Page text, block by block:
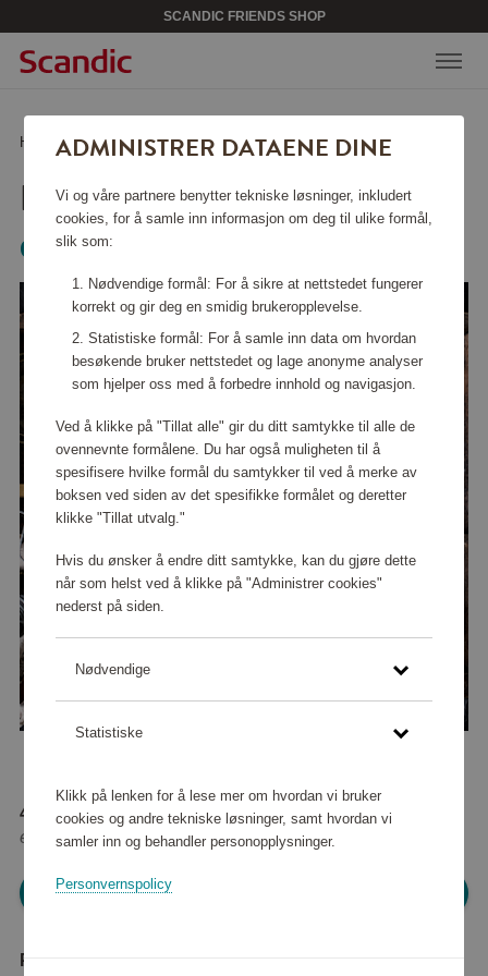
SCANDIC FRIENDS SHOP
Hjem /Kjøkkentilbehør/Kjoekkenkniver/Knivsett 5 deler
KNIVSETT 5 DELER
Global
418 000 poeng
eller
5 225 kr
Logg inn for å handle
Produktbeskrivelse
ADMINISTRER DATAENE DINE
Vi og våre partnere benytter tekniske løsninger, inkludert
cookies, for å samle inn informasjon om deg til ulike formål,
slik som:
Nødvendige formål: For å sikre at nettstedet fungerer
korrekt og gir deg en smidig brukeropplevelse.
Statistiske formål: For å samle inn data om hvordan
besøkende bruker nettstedet og lage anonyme analyser
som hjelper oss med å forbedre innhold og navigasjon.
Ved å klikke på "Tillat alle" gir du ditt samtykke til alle de
ovennevnte formålene. Du har også muligheten til å
spesifisere hvilke formål du samtykker til ved å merke av
boksen ved siden av det spesifikke formålet og deretter
klikke "Tillat utvalg."
Hvis du ønsker å endre ditt samtykke, kan du gjøre dette
når som helst ved å klikke på "Administrer cookies"
nederst på siden.
Nødvendige
Statistiske
Klikk på lenken for å lese mer om hvordan vi bruker
cookies og andre tekniske løsninger, samt hvordan vi
samler inn og behandler personopplysninger.
Personvernspolicy